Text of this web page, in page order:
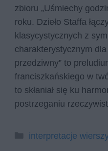
zbioru „Uśmiechy
roku. Dzieło Staffa
klasycystycznych z
charakterystycznym
przedziwny” to
franciszkańskiego w
to skłaniał się ku
postrzeganiu
Kategorie
interpretacje